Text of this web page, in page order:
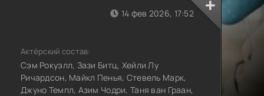
14 фев 2026, 17:52
Актёрский состав:
Сэм Рокуэлл, Зази Битц, Хейли Лу
Ричардсон, Майкл Пенья, Стевель Марк,
Джуно Темпл, Азим Чодри, Таня ван Граан,